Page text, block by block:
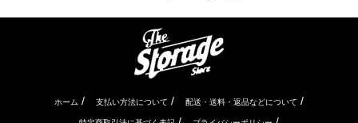
ホーム / 支払い方法について / 配送・送料・返品などについて /